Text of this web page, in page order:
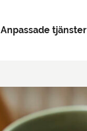
Anpassade tjänster